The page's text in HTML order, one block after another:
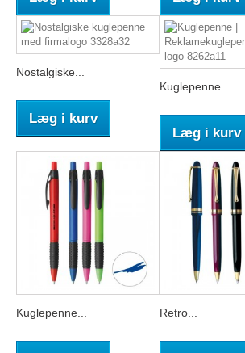
Nostalgiske...
Læg i kurv
Kuglepenne...
Læg i kurv
Kuglepenne... Retro...